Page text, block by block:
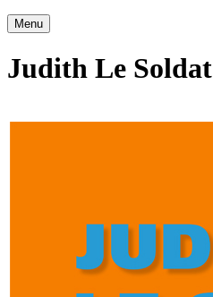
Menu
Judith Le Soldat